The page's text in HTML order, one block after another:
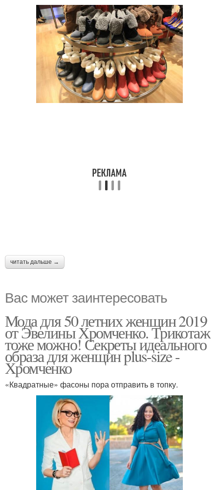
читать дальше →
Вас может заинтересовать
Мода для 50 летних женщин 2019
от Эвелины Хромченко. Трикотаж
тоже можно! Секреты идеального
образа для женщин plus-size -
Хромченко
«Квадратные» фасоны пора отправить в топку.